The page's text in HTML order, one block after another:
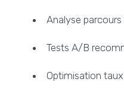
Analyse
Tests A/B
Optimisation